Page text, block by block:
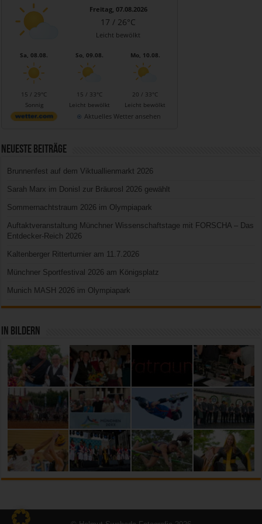
Freitag, 07.08.2026
17 / 26°C
Leicht bewölkt
Sa, 08.08.
15 / 29°C
Sonnig
So, 09.08.
15 / 33°C
Leicht bewölkt
Mo, 10.08.
20 / 33°C
Leicht bewölkt
Aktuelles Wetter ansehen
Neueste Beiträge
Brunnenfest auf dem Viktuallienmarkt 2026
Sarah Marx im Donisl zur Bräurosl 2026 gewählt
Sommernachtstraum 2026 im Olympiapark
Auftaktveranstaltung Münchner Wissenschaftstage mit FORSCHA – Das
Entdecker-Reich 2026
Kaltenberger Ritterturnier am 11.7.2026
Münchner Sportfestival 2026 am Königsplatz
Munich MASH 2026 im Olympiapark
In Bildern